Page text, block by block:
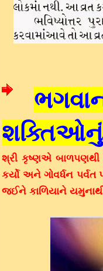
શક્તિઓનું
શ્રી કૃષ્ણએ બાળપણથી
કર્યો અને ગોવર્ધન પર્વત
જઈને કાળિયાને યમુનાથી